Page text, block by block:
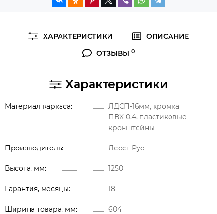
ХАРАКТЕРИСТИКИ
ОПИСАНИЕ
ОТЗЫВЫ 0
Характеристики
Материал каркаса
ЛДСП-16мм, кромка
ПВХ-0,4, пластиковые
кронштейны
Производитель Лесет Рус
Высота, мм 1250
Гарантия, месяцы 18
Ширина товара, мм 604